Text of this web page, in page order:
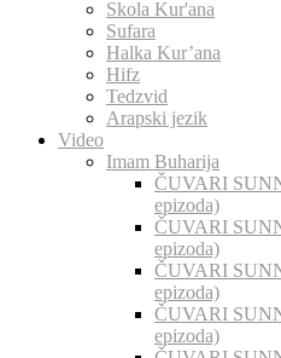
Skola Kur'ana
Sufara
Halka Kur’ana
Hifz
Tedzvid
Arapski jezik
Video
Imam Buharija
ČUVARI
epizoda)
ČUVARI
epizoda)
ČUVARI
epizoda)
ČUVARI
epizoda)